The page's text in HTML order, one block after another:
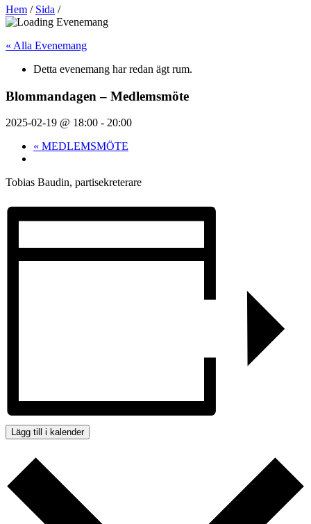
Hem / Sida /
« Alla Evenemang
Detta evenemang har redan ägt rum.
Blommandagen – Medlemsmöte
2025-02-19 @ 18:00 - 20:00
« MEDLEMSMÖTE
Tobias Baudin, partisekreterare
Lägg till i kalender